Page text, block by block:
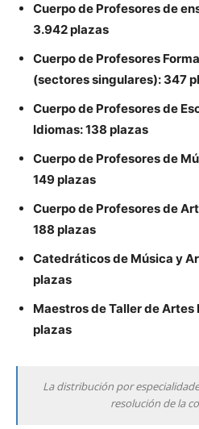
Cuerpo de Profesores de
3.942 plazas
Cuerpo de Profesores
(sectores singulares): 347
Cuerpo de Profesores de
Idiomas: 138 plazas
Cuerpo de Profesores de
149 plazas
Cuerpo de Profesores de
188 plazas
Catedráticos de Música y
plazas
Maestros de Taller de Artes
plazas
La distribución por
resolución de la